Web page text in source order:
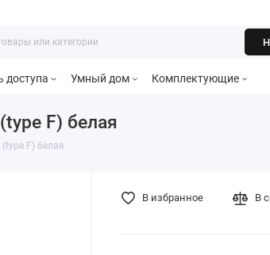
доступа Умный дом Комплектующие
F) белая
F) белая
В избранное В